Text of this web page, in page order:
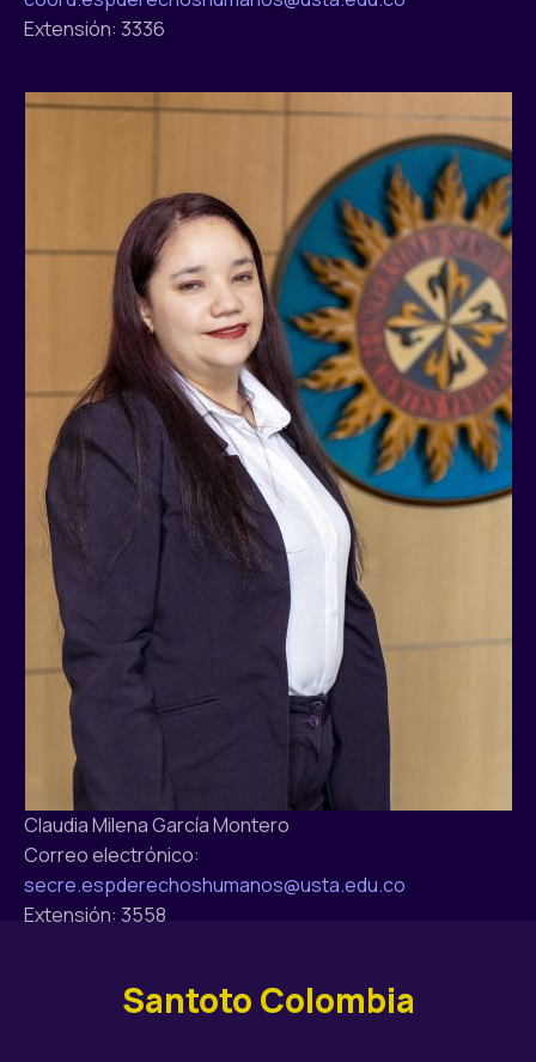
Extensión: 3336
Claudia Milena García Montero
Correo electrónico:
secre.espderechoshumanos@usta.edu.co
Extensión: 3558
Santoto Colombia